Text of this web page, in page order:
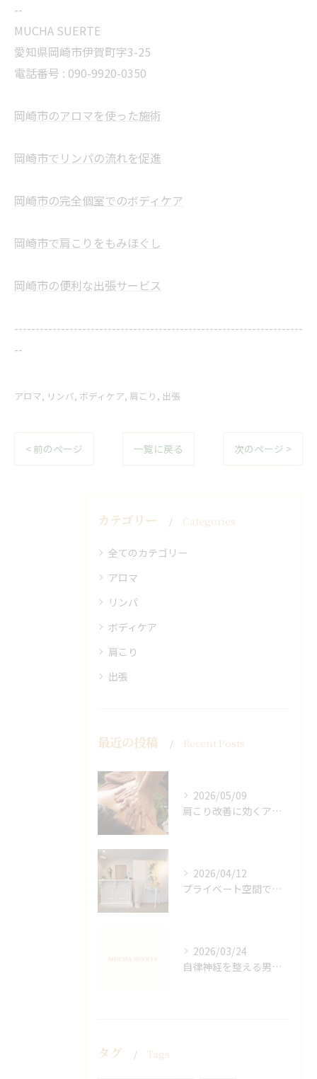
--
MUCHA SUERTE
愛知県岡崎市伊賀町字3-25
電話番号 : 090-9920-0350
岡崎市のアロマを使った施術
岡崎市でリンパの流れを促進
岡崎市の完全個室でのボディケア
岡崎市で肩こりをもみほぐし
岡崎市の便利な出張サービス
--------------------------------------------------------------------
--
アロマ リンパ ボディケア 肩こり 出張
< 前のページ 一覧に戻る 次のページ >
カテゴリー Categories
全てのカテゴリー
アロマ
リンパ
ボディケア
肩こり
出張
最近の投稿 Recent Posts
2026/05/09
肩こり改善に効くアロマリンパの手技と効果
2026/04/12
プライベート空間で極上アロマリンパケアの効果
2026/03/24
自律神経を整える男性オイルマッサージ
タグ Tags